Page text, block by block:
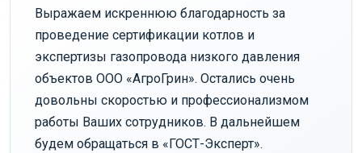
Выражаем искреннюю благодарность за
проведение сертификации котлов и
экспертизы газопровода низкого давления
объектов ООО «АгроГрин». Остались очень
довольны скоростью и профессионализмом
работы Ваших сотрудников. В дальнейшем
будем обращаться в «ГОСТ-Эксперт».